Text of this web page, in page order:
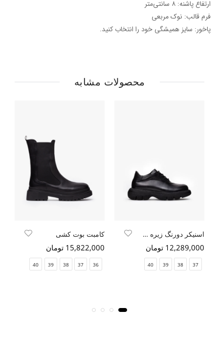
ارتفاع پاشنه: ۸ سانتی‌متر
فرم قالب: نوک مربعی
پاخور: سایز همیشگی خود را انتخاب کنید.
محصولات مشابه
اسنیکر دورنگ زیره حجمی
12,289,000 تومان
37
38
39
40
کامبت بوت کشی
15,822,000 تومان
36
37
38
39
40